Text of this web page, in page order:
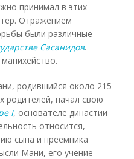
принимал в этих
Отражением
были различные
Сасанидов.
родившийся около 215
родителей, начал свою
I, основателе династии
относится,
сына и преемника
Мани, его учение